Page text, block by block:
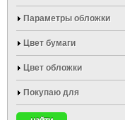
Параметры обложки
Цвет бумаги
Цвет обложки
Покупаю для